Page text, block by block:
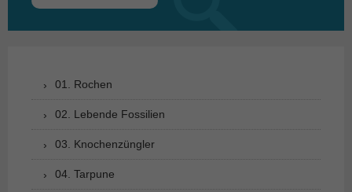
01. Rochen
02. Lebende Fossilien
03. Knochenzüngler
04. Tarpune